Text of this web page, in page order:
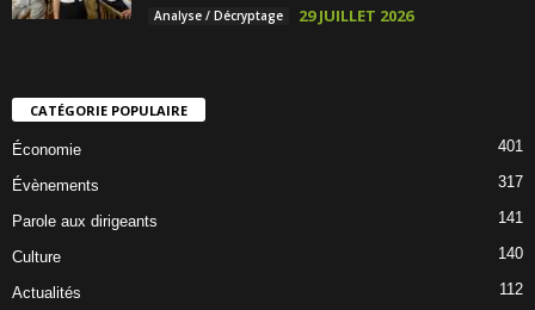
Analyse / Décryptage 29 JUILLET 2026
CATÉGORIE POPULAIRE
Économie 401
Évènements 317
Parole aux dirigeants 141
Culture 140
Actualités 112